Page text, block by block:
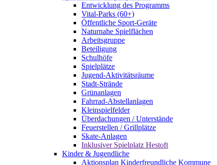
Entwicklung des Programms
Vital-Parks (60+)
Öffentliche Sport-Geräte
Naturnahe Spielflächen
Arbeitsgruppe
Beteiligung
Schulhöfe
Spielplätze
Jugend-Aktivitätsräume
Stadt-Strände
Grünanlagen
Fahrrad-Abstellanlagen
Kleinspielfelder
Überdachungen / Unterstände
Feuerstellen / Grillplätze
Skate-Anlagen
Inklusiver Spielplatz Hestoft
Kinder & Jugendliche
Aktionsplan Kinderfreundliche Kommune